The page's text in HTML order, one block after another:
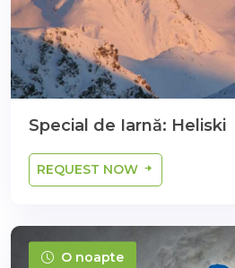
Special de Iarnă: Heliski
REQUEST NOW
O noapte